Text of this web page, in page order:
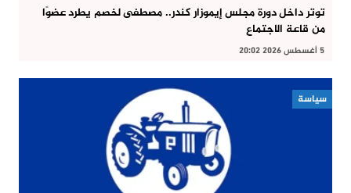
توتر داخل دورة مجلس إيموزار كندر.. مصطفى لخصم يطرد عضوًا
من قاعة الاجتماع
5 أغسطس 2026 20:02
سياسة